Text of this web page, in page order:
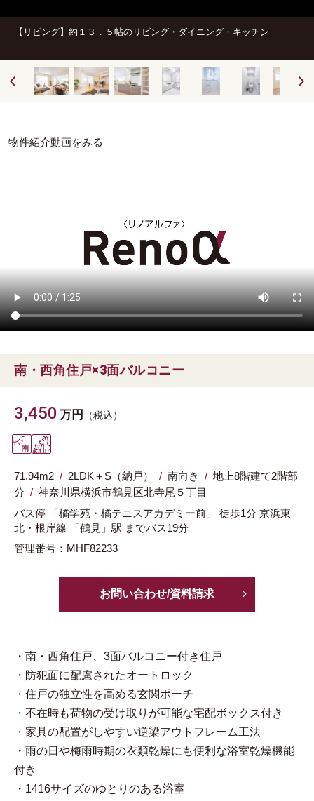
【リビング】約１３．５帖のリビング・ダイニング・キッチン
物件紹介動画をみる
南・西角住戸×3面バルコニー
3,450 万円 （税込）
71.94m2 2LDK＋S（納戸） 南向き
地上8階建て2階部
分
神奈川県横浜市鶴見区北寺尾５丁目
バス停 「橘学苑・橘テニスアカデミー前」 徒歩1分 京浜東
北・根岸線
「鶴見」駅 までバス19分
管理番号：MHF82233
お問い合わせ/資料請求
・南・西角住戸、3面バルコニー付き住戸
・防犯面に配慮されたオートロック
・住戸の独立性を高める玄関ポーチ
・不在時も荷物の受け取りが可能な宅配ボックス付き
・家具の配置がしやすい逆梁アウトフレーム工法
・雨の日や梅雨時期の衣類乾燥にも便利な浴室乾燥機能
付き
・1416サイズのゆとりのある浴室